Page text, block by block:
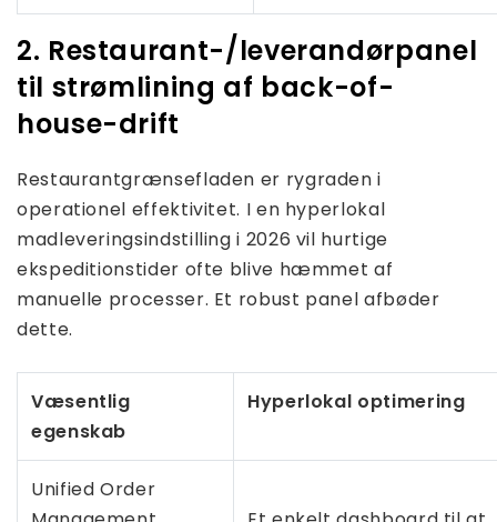
2. Restaurant-/leverandørpanel
til strømlining af back-of-
house-drift
Restaurantgrænsefladen er rygraden i
operationel effektivitet. I en hyperlokal
madleveringsindstilling i 2026 vil hurtige
ekspeditionstider ofte blive hæmmet af
manuelle processer. Et robust panel afbøder
dette.
Væsentlig
egenskab
Hyperlokal optimering
Unified Order